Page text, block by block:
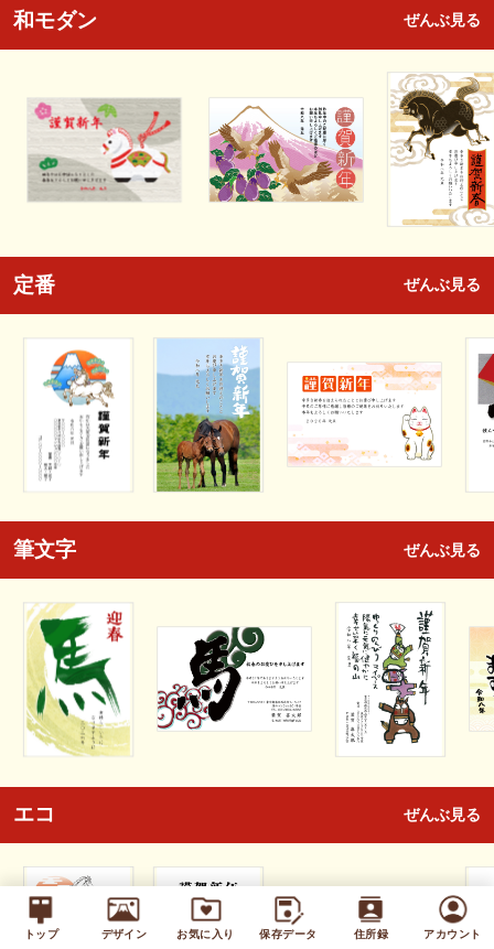
トップ デザイン お気に入り 保存データ 住所録 アカウント
和モダン ぜんぶ見る
定番 ぜんぶ見る
筆文字 ぜんぶ見る
エコ ぜんぶ見る